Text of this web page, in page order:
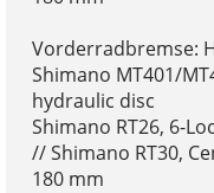
Vorderradbremse:
Shimano MT401/
hydraulic disc
Shimano RT26, 6-
// Shimano RT30,
180 mm